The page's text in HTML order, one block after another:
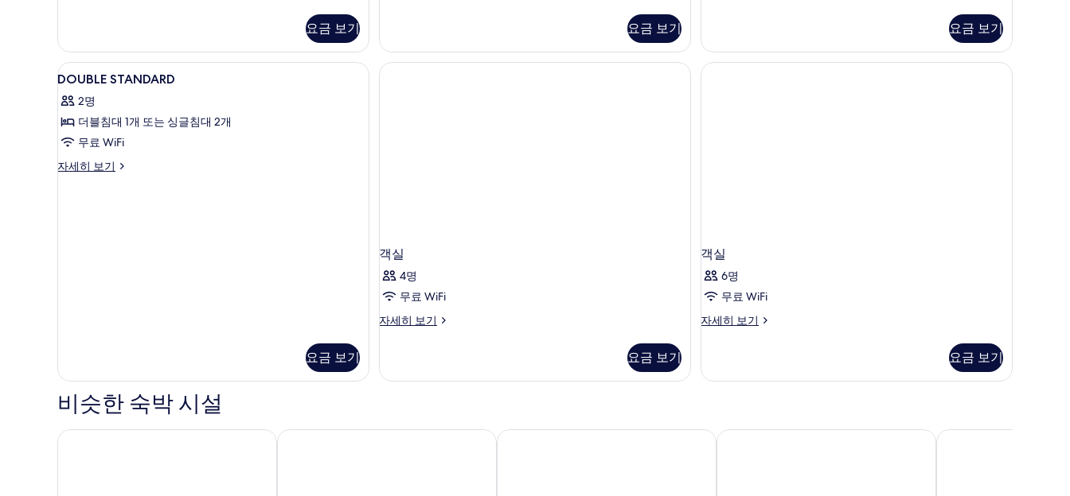
세
히
보
요금 보기
세
히
보
요금 보기
자
세
히
요금 보기
DOUBLE
STANDARD
사
진
모
두
미니바, 객실 내 금고, 책상, 무료 WiFi
6
DOUBLE STANDARD
2명
더블침대 1개 또는 싱글침대 2개
무료 WiFi
자세히 보기
DOUBLE
요금 보기
객실
4명
무료 WiFi
자세히 보기
객
히
요금 보기
객실
6명
무료 WiFi
자세히 보기
객
히
요금 보기
비슷한 숙박 시설
엑세 파크 델 바예스 유로스타스 이그제큐티브 호텔 홀리데이 인 익스프레스 바르셀로나 - 산 쿠가트 바이 IHG
AC 호텔 산 쿠가트 바이 메리어트 엑세 바르베라 파크